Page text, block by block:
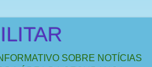
SOBRE NOTÍCIAS